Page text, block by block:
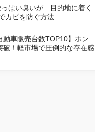
ぱい臭いが…目的地に着く
カビを防ぐ方法
動車販売台数TOP10】ホン
破！軽市場で圧倒的な存在感